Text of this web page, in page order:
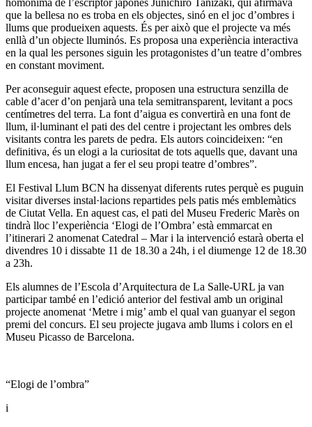
que la bellesa no es troba en els objectes, sinó en el joc d’ombres i
llums que produeixen aquests. És per això que el projecte va més
enllà d’un objecte lluminós. Es proposa una experiència interactiva
en la qual les persones siguin les protagonistes d’un teatre d’ombres
en constant moviment.
Per aconseguir aquest efecte, proposen una estructura senzilla de
cable d’acer d’on penjarà una tela semitransparent, levitant a pocs
centímetres del terra. La font d’aigua es convertirà en una font de
llum, il·luminant el pati des del centre i projectant les ombres dels
visitants contra les parets de pedra. Els autors coincideixen: “en
definitiva, és un elogi a la curiositat de tots aquells que, davant una
llum encesa, han jugat a fer el seu propi teatre d’ombres”.
El Festival Llum BCN ha dissenyat diferents rutes perquè es puguin
visitar diverses instal·lacions repartides pels patis més emblemàtics
de Ciutat Vella. En aquest cas, el pati del Museu Frederic Marès on
tindrà lloc l’experiència ‘Elogi de l’Ombra’ està emmarcat en
l’itinerari 2 anomenat Catedral – Mar i la intervenció estarà oberta el
divendres 10 i dissabte 11 de 18.30 a 24h, i el diumenge 12 de 18.30
a 23h.
Els alumnes de l’Escola d’Arquitectura de La Salle-URL ja van
participar també en l’edició anterior del festival amb un original
projecte anomenat ‘Metre i mig’ amb el qual van guanyar el segon
premi del concurs. El seu projecte jugava amb llums i colors en el
Museu Picasso de Barcelona.
“Elogi de l’ombra”
i